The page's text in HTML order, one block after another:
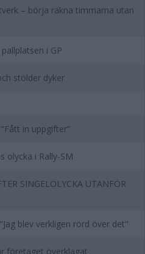
– börja räkna timmarna utan
i GP
stölder dyker
in uppgifter”
olycka i Rally-SM
SINGELOLYCKA UTANFÖR
blev verkligen rörd över det"
företaget överklagat